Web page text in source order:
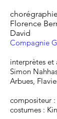
Florence
David
Compagnie
interprètes et
Simon
Arbues,
compositeur
costumes :